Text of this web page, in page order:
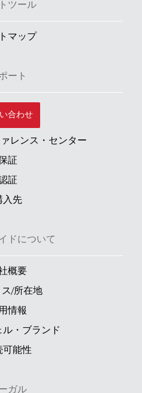
ツール
マップ
ート
合わせ
レンス・センター
証
証
入先
ドについて
概要
ス/所在地
情報
ル・ブランド
可能性
ガル